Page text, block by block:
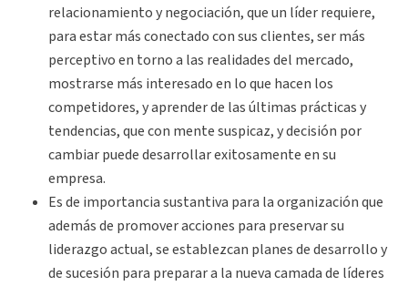
relacionamiento y negociación, que un líder requiere,
para estar más conectado con sus clientes, ser más
perceptivo en torno a las realidades del mercado,
mostrarse más interesado en lo que hacen los
competidores, y aprender de las últimas prácticas y
tendencias, que con mente suspicaz, y decisión por
cambiar puede desarrollar exitosamente en su
empresa.
Es de importancia sustantiva para la organización que
además de promover acciones para preservar su
liderazgo actual, se establezcan planes de desarrollo y
de sucesión para preparar a la nueva camada de líderes